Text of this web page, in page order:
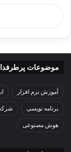
موضوعات
آموزش نرم افزار
برنامه نویسی
هوش مصنوعی